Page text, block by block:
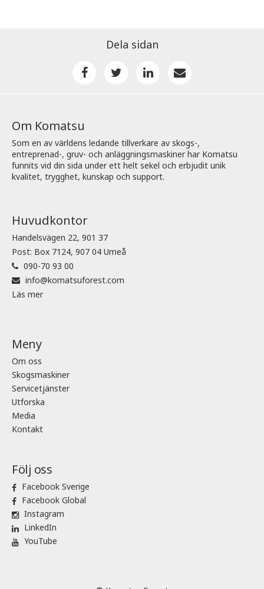
Dela sidan
Om Komatsu
Som en av världens ledande tillverkare av skogs-,
entreprenad-, gruv- och anläggningsmaskiner har Komatsu
funnits vid din sida under ett helt sekel och erbjudit unik
kvalitet, trygghet, kunskap och support.
Huvudkontor
Handelsvägen 22, 901 37
Post: Box 7124, 907 04 Umeå
090-70 93 00
info@komatsuforest.com
Läs mer
Meny
Om oss
Skogsmaskiner
Servicetjänster
Utforska
Media
Kontakt
Följ oss
Facebook Sverige
Facebook Global
Instagram
LinkedIn
YouTube